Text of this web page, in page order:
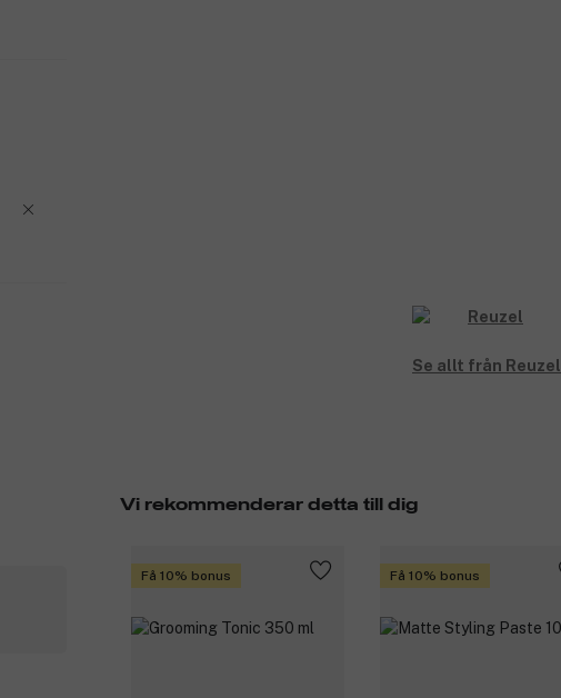
Se allt från Reuzel
Vi rekommenderar detta till dig
Få 10% bonus Få 10% bonus